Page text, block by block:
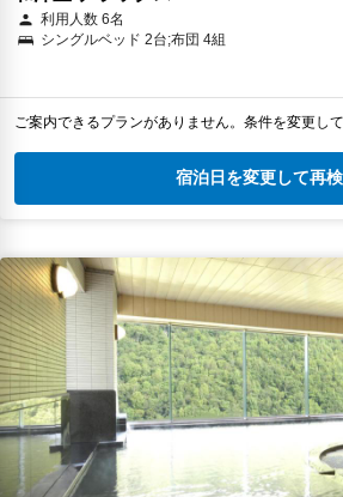
利用人数 6名
シングルベッド 2台;布団 4組
ご案内できるプランがありません。条件を変更し
宿泊日を変更して再